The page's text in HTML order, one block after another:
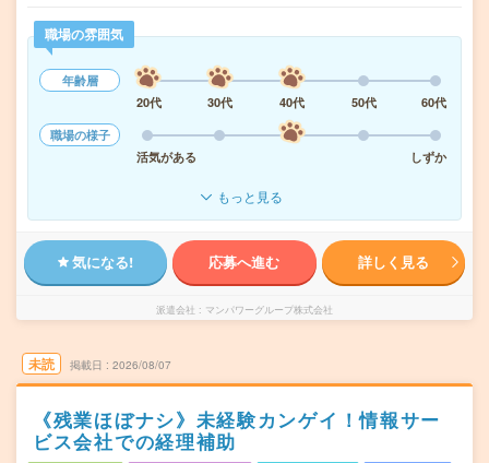
職場の雰囲気
年齢層
20代
30代 40代 50代
60代
職場の様子
活気がある
しずか
もっと見る
気になる! 応募へ進む 詳しく見る
派遣会社 マンパワーグループ株式会社
未読 掲載日 2026/08/07
《残業ほぼナシ》未経験カンゲイ！情報サー
ビス会社での経理補助